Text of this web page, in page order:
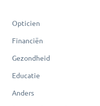
Opticien
Financiën
Gezondheid
Educatie
Anders